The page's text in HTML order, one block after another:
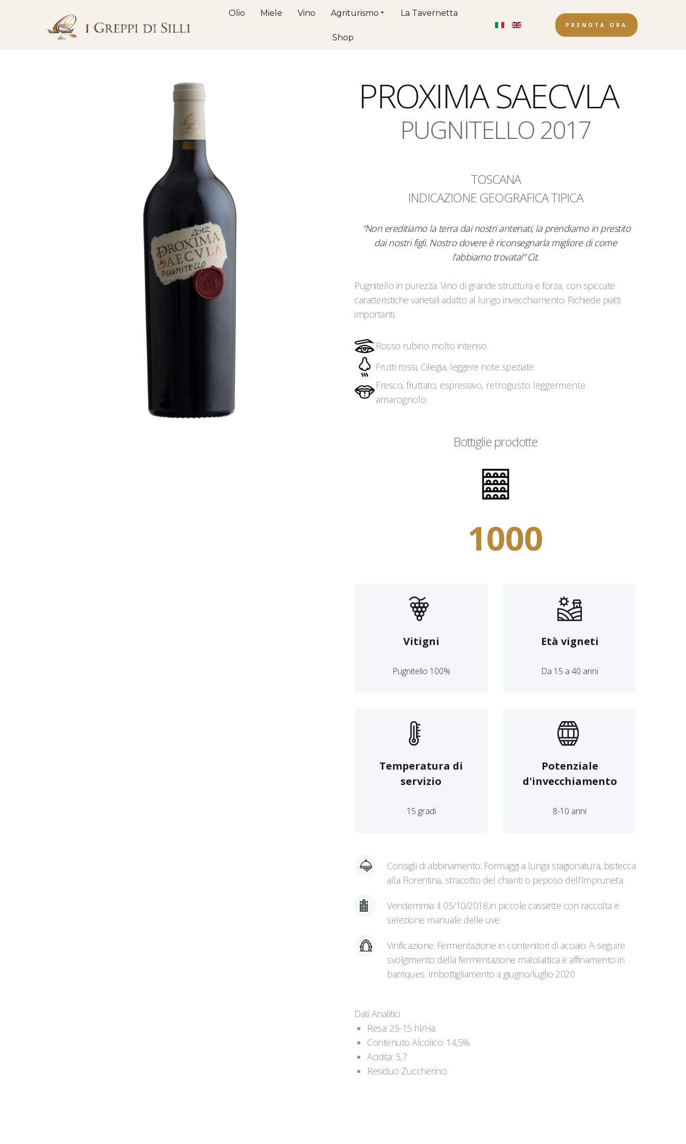
Olio Miele Vino Agriturismo La Tavernetta
Shop
PRENOTA ORA
PROXIMA SAECVLA
PUGNITELLO 2017
TOSCANA
INDICAZIONE GEOGRAFICA TIPICA
“Non ereditiamo la terra dai nostri antenati, la prendiamo in prestito
dai nostri figli. Nostro dovere è riconsegnarla migliore di come
l’abbiamo trovata!” Cit.
Pugnitello in purezza. Vino di grande struttura e forza, con spiccate
caratteristiche varietali adatto al lungo invecchiamento. Richiede piatti
importanti.
Rosso rubino molto intenso
Frutti rossi, Ciliegia, leggere note speziate
Fresco, fruttato, espressivo, retrogusto leggermente
amarognolo
Bottiglie prodotte
1000
Vitigni
Pugnitello 100%
Età vigneti
Da 15 a 40 anni
Temperatura di
servizio
15 gradi
Potenziale
d'invecchiamento
8-10 anni
Consigli di abbinamento: Formaggi a lunga stagionatura, bistecca
alla Fiorentina, stracotto del chianti o peposo dell’Impruneta
Vendemmia: il 05/10/2018,in piccole cassette con raccolta e
selezione manuale delle uve.
Vinificazione: Fermentazione in contenitori di acciaio. A seguire
svolgimento della fermentazione malolattica e affinamento in
barriques. Imbottigliamento a giugno/luglio 2020
Dati Analitici
Resa: 25-15 hl/Ha
Contenuto Alcolico: 14,5%
Acidità: 5,7
Residuo Zuccherino: